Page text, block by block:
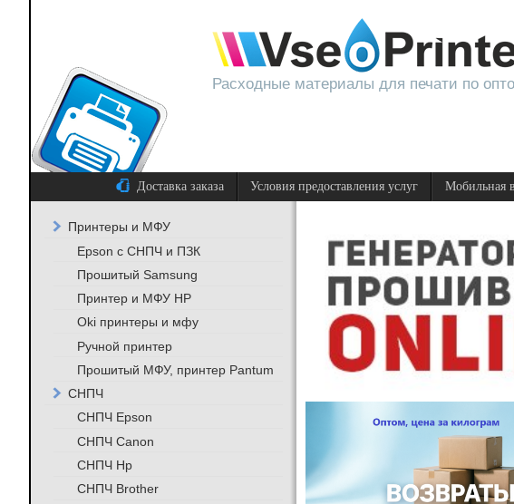
Расходные материалы для печати по
Доставка заказа Условия предоставления услуг Мобильная
Принтеры и МФУ
Epson с СНПЧ и ПЗК
Прошитый Samsung
Принтер и МФУ HP
Oki принтеры и мфу
Ручной принтер
Прошитый МФУ, принтер Pantum
СНПЧ
СНПЧ Epson
СНПЧ Canon
СНПЧ Hp
СНПЧ Brother